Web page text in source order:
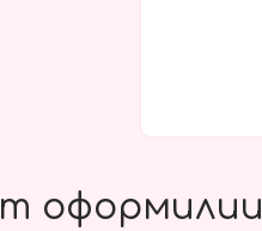
оформилии